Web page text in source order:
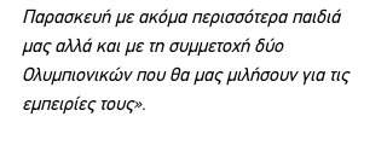
Παρασκευή με ακόμα περισσότερα παιδιά
μας αλλά και με τη συμμετοχή δύο
Ολυμπιονικών που θα μας μιλήσουν για τις
εμπειρίες τους».